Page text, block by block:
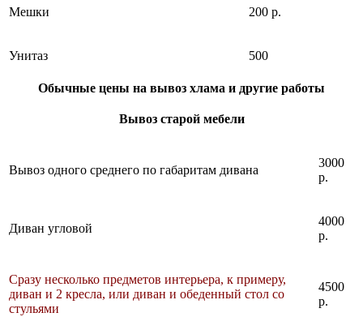
Мешки 200 р.
Унитаз 500
Обычные цены на вывоз хлама и другие работы
Вывоз старой мебели
Вывоз одного среднего по габаритам дивана
3000
р.
Диван угловой
4000
р.
Сразу несколько предметов интерьера, к примеру,
диван и 2 кресла, или диван и обеденный стол со
стульями
4500
р.